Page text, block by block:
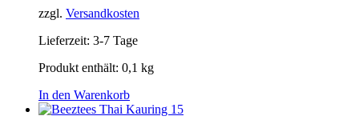
zzgl. Versandkosten
Lieferzeit: 3-7 Tage
Produkt enthält: 0,1 kg
In den Warenkorb